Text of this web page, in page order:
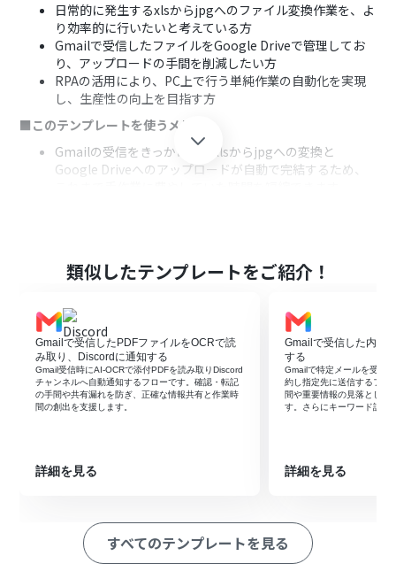
日常的に発生するxlsからjpgへのファイル変換作業を、よ
り効率的に行いたいと考えている方
Gmailで受信したファイルをGoogle Driveで管理してお
り、アップロードの手間を削減したい方
RPAの活用により、PC上で行う単純作業の自動化を実現
し、生産性の向上を目指す方
■このテンプレートを使うメリット
Gmailの受信をきっかけに、xlsからjpgへの変換と
Google Driveへのアップロードが自動で完結するため、
■フローボットの流れ
次に、トリガーでGmailを選択し、「特定のキーワードに
一致するメールを受信したら」というアクションを設定し
ます。
次に、オペレーションでRPA機能の「ブラウザを操作す
る」アクションを設定し、受信したXLSファイルをJPGフ
ァイルに変換する操作を記録します。
最後に、オペレーションでGoogle Driveの「ファイルを
※「トリガー」：フロー起動のきっかけとなるアクション、「オ
■このワークフローのカスタムポイント
Gmailのトリガー設定では、自動化の対象とするメールを
類似したテンプレートをご紹介！
Gmailで受信したPDFファイルをOCRで読
み取り、Discordに通知する
Gmail受信時にAI-OCRで添付PDFを読み取りDiscord
チャンネルへ自動通知するフローです。確認・転記
の手間や共有漏れを防ぎ、正確な情報共有と作業時
間の創出を支援します。
詳細を見る
Gmailで受信した内容
する
Gmailで特定メールを受信
約し指定先に送信するフロ
間や重要情報の見落としを
す。さらにキーワード設定
詳細を見る
すべてのテンプレートを見る